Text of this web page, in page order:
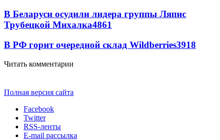
В Беларуси осудили лидера группы Ляпис
Трубецкой Михалка4861
В РФ горит очередной склад Wildberries3918
Читать комментарии
Полная версия сайта
Facebook
Twitter
RSS-ленты
E-mail рассылка